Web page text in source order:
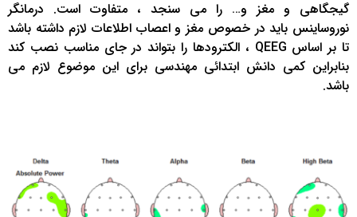
گیجگاهی و مغز و… را می سنجد ، متفاوت است. درمانگر
نوروساینس باید در خصوص مغز و اعصاب اطلاعات لازم داشته باشد
تا بر اساس QEEG ، الکترودها را بتواند در جای مناسب نصب کند
بنابراین کمی دانش ابتدائی مهندسی برای این موضوع لازم می
باشد.